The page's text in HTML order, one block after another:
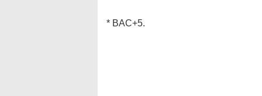
* BAC+5.